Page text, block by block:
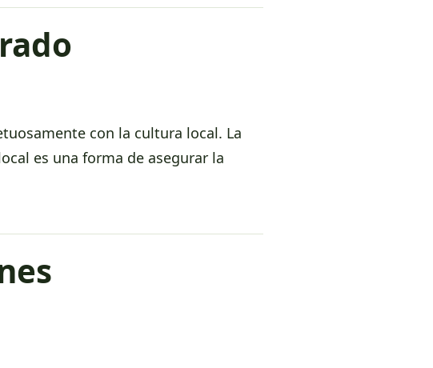
con la cultura local. La
es una forma de asegurar la